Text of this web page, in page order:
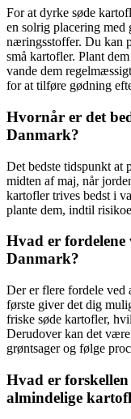
For at dyrke søde
en solrig placering
næringsstoffer. Du kan
små kartofler. Plant
vande dem
for at tilføre gødning
Hvornår er det
Danmark?
Det bedste tidspunkt at
midten af maj, når
kartofler trives bedst i
plante dem, indtil
Hvad er
Danmark?
Der er flere fordele ved
første giver det dig
friske søde kartofler,
Derudover kan det
grøntsager og følge
Hvad er
almindelige